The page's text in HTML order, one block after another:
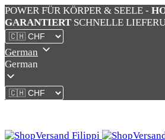
POWER FÜR KÖRPER & SEELE -
GARANTIERT SCHNELLE
German
German